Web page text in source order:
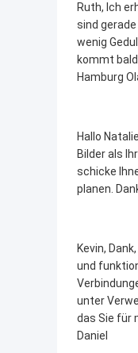
Ruth, Ich
sind
wenig
kommt
Hamburg
Hallo
Bilder als
schicke
planen.
Kevin,
und
unter
das Sie für
Daniel